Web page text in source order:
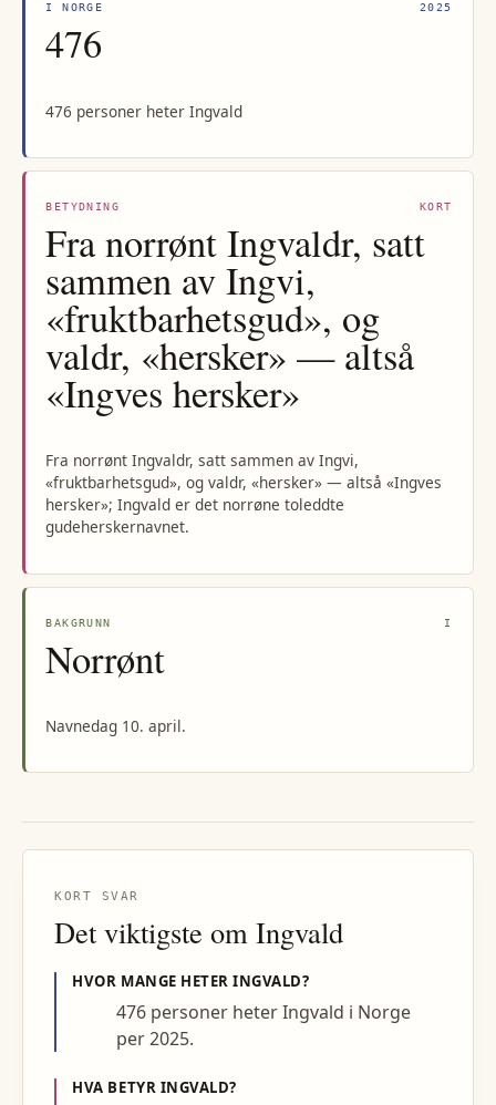
I NORGE 2025
476
476 personer heter Ingvald
BETYDNING KORT
Fra norrønt Ingvaldr, satt
sammen av Ingvi,
«fruktbarhetsgud», og
valdr, «hersker» — altså
«Ingves hersker»
Fra norrønt Ingvaldr, satt sammen av Ingvi,
«fruktbarhetsgud», og valdr, «hersker» — altså «Ingves
hersker»; Ingvald er det norrøne toleddte
gudeherskernavnet.
BAKGRUNN I
Norrønt
Navnedag 10. april.
KORT SVAR
Det viktigste om Ingvald
HVOR MANGE HETERINGVALD?
476 personer heter Ingvald i Norge
per 2025.
HVA BETYR INGVALD?